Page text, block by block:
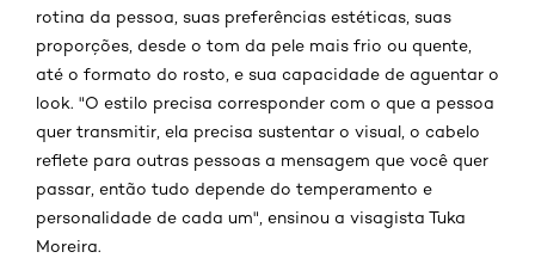
rotina da pessoa, suas preferências estéticas, suas
proporções, desde o tom da pele mais frio ou quente,
até o formato do rosto, e sua capacidade de aguentar o
look. "O estilo precisa corresponder com o que a pessoa
quer transmitir, ela precisa sustentar o visual, o cabelo
reflete para outras pessoas a mensagem que você quer
passar, então tudo depende do temperamento e
personalidade de cada um", ensinou a visagista Tuka
Moreira.